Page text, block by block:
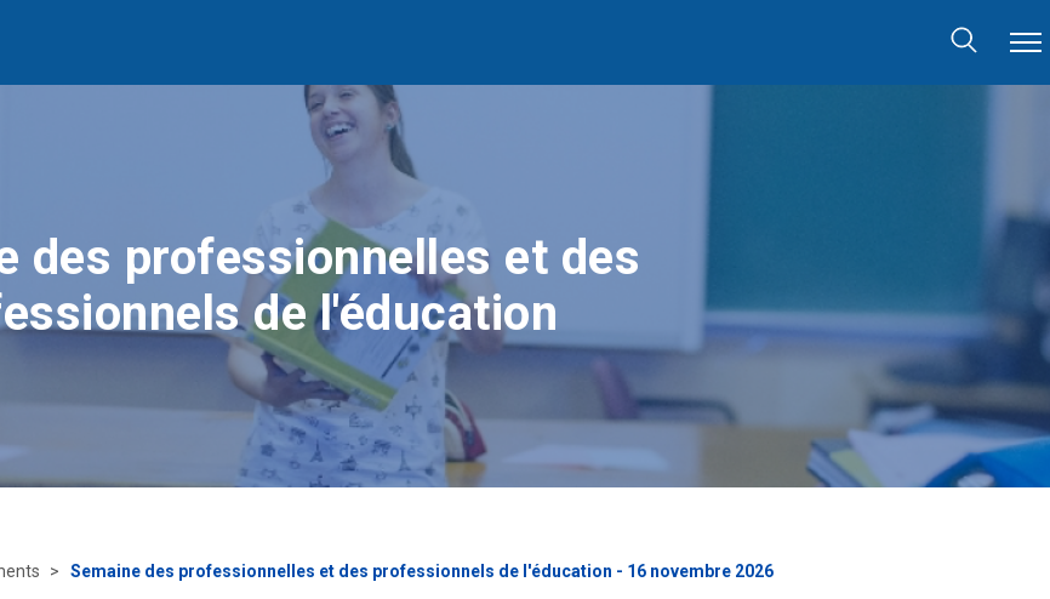
des professionnelles et des
de l'éducation
Semaine des professionnelles et des professionnels de l'éducation - 16 novembre 2026